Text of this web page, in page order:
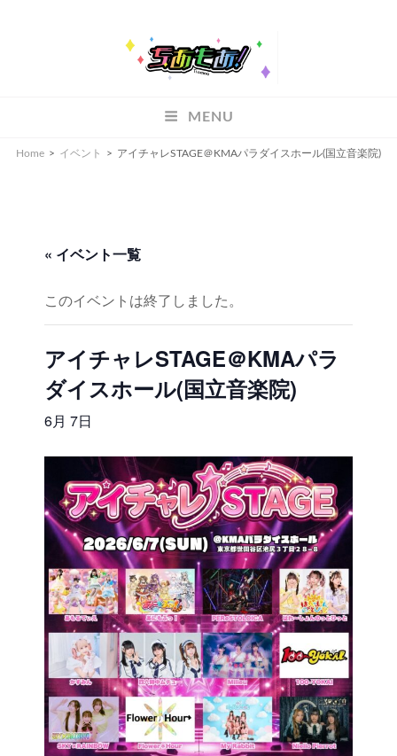
MENU
Home > イベント > アイチャレSTAGE＠KMAパラダイスホール(国立音楽院)
« イベント一覧
このイベントは終了しました。
アイチャレSTAGE＠KMAパラ
ダイスホール(国立音楽院)
6月 7日